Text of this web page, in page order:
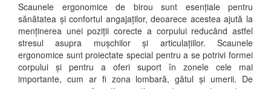
Scaunele ergonomice de birou sunt esențiale pentru
sănătatea și confortul angajaților, deoarece acestea ajută la
menținerea unei poziții corecte a corpului reducând astfel
stresul asupra mușchilor și articulațiilor. Scaunele
ergonomice sunt proiectate special pentru a se potrivi formei
corpului și pentru a oferi suport în zonele cele mai
importante, cum ar fi zona lombară, gâtul și umerii. De